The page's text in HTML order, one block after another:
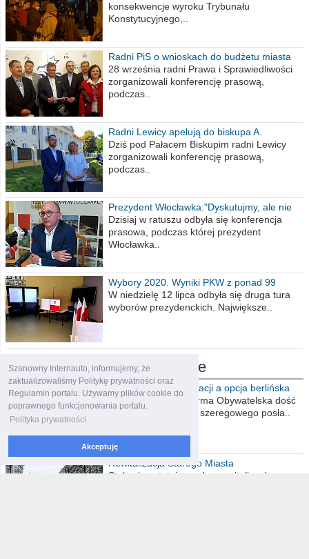
Szanowny Internauto, informujemy, że
zaktualizowaliśmy Politykę prywatności oraz
Regulamin portalu. Używamy plików cookie do
poprawnego funkcjonowania portalu.
Polityka prywatności
Akceptuję
konsekwencje wyroku Trybunału
Konstytucyjnego,..
Radni PiS o wnioskach do budżetu miasta
na 2021 rok
28 września radni Prawa i Sprawiedliwości
zorganizowali konferencję prasową,
podczas..
Radni Lewicy apelują do biskupa A.
Wiesława Meringa
Dziś pod Pałacem Biskupim radni Lewicy
zorganizowali konferencję prasową,
podczas..
Prezydent Włocławka:"Dyskutujmy, ale nie
obrażajmy się”
Dzisiaj w ratuszu odbyła się konferencja
prasowa, podczas której prezydent
Włocławka..
Wybory 2020. Wyniki PKW z ponad 99
procent obwodów
W niedzielę 12 lipca odbyła się druga tura
wyborów prezydenckich. Największe..
dziennikarstwo obywatelskie
Drażliwy temat reparacji a opcja berlińska
Nowoczesna i Platforma Obywatelska dość
histerycznie oskarża szeregowego posła..
Rewitalizacja Starego Miasta
Stała się ostatnio modna rewitalizacja we